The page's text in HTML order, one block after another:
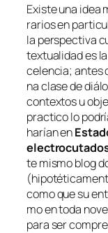
Existe una
ra­rios en
la pers­pec­ti­va
tex­tua­li­dad es
ce­len­cia; an­tes
na cla­se de
con­tex­tos u
prac­ti­co lo
ha­rían en
te mis­mo blog
co­mo quesu
mo en to­da
pa­ra ser